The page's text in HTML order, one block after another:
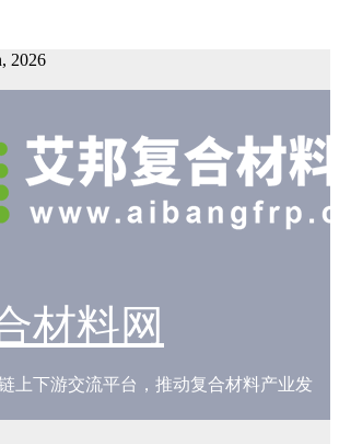
2026
材料网
上下游交流平台，推动复合材料产业发